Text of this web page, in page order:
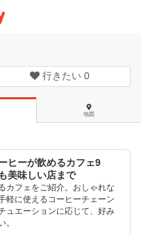
行きたい 0
地図
ヒーが飲めるカフェ9
美味しい店まで
カフェをご紹介。おしゃれな
軽に使えるコーヒーチェーン
ュエーションに応じて、好み
。